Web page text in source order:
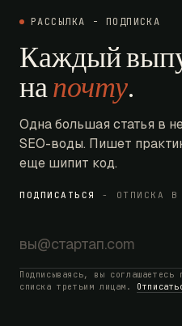
РАССЫЛКА - ПОДПИСКА
Каждый
напочту.
Одна большая статья в
SEO-воды. Пишет
еще шипит код.
ПОДПИСАТЬСЯ - ОТПИСКА В
Подписываясь, вы соглашаетесь
списка третьим лицам.